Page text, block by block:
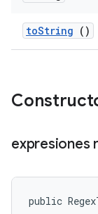
toString ()
expresiones
public